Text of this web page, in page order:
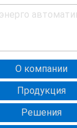
О компании
Продукция
Решения